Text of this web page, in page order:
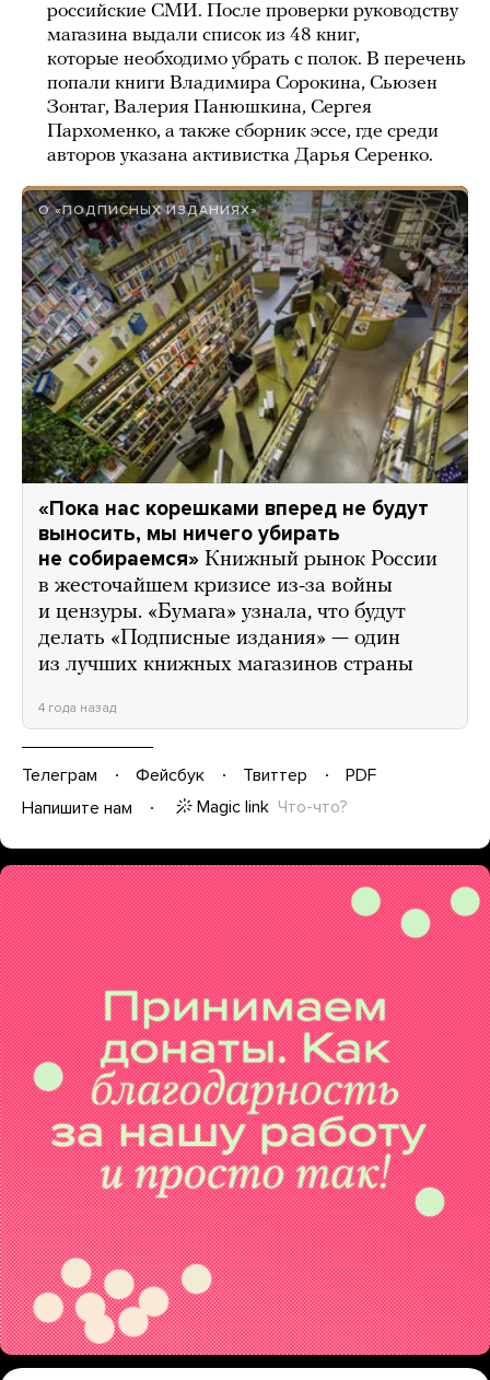
российские СМИ. После проверки руководству
магазина выдали список из 48 книг,
которые необходимо убрать с полок. В перечень
попали книги Владимира Сорокина, Сьюзен
Зонтаг, Валерия Панюшкина, Сергея
Пархоменко, а также сборник эссе, где среди
авторов указана активистка Дарья Серенко.
О «ПОДПИСНЫХ ИЗДАНИЯХ»
«Пока нас корешками вперед не будут
выносить, мы ничего убирать
не собираемся» Книжный рынок России
в жесточайшем кризисе из-за войны
и цензуры. «Бумага» узнала, что будут
делать «Подписные издания» — один
из лучших книжных магазинов страны
4 года назад
Телеграм Фейсбук Твиттер
PDF
Напишите нам
Magic link Что-что?